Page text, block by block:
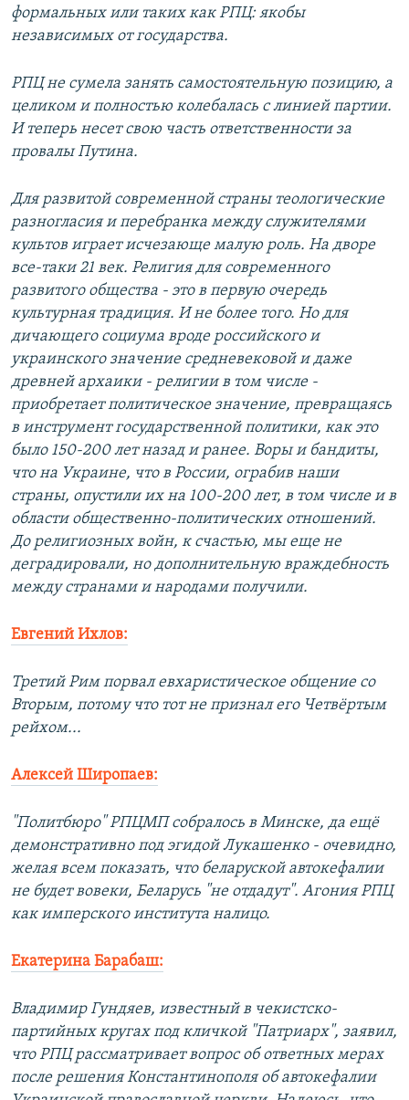
формальных или таких как РПЦ: якобы
независимых от государства.
РПЦ не сумела занять самостоятельную позицию, а
целиком и полностью колебалась с линией партии.
И теперь несет свою часть ответственности за
провалы Путина.
Для развитой современной страны теологические
разногласия и перебранка между служителями
культов играет исчезающе малую роль. На дворе
все-таки 21 век. Религия для современного
развитого общества - это в первую очередь
культурная традиция. И не более того. Но для
дичающего социума вроде российского и
украинского значение средневековой и даже
древней архаики - религии в том числе -
приобретает политическое значение, превращаясь
в инструмент государственной политики, как это
было 150-200 лет назад и ранее. Воры и бандиты,
что на Украине, что в России, ограбив наши
страны, опустили их на 100-200 лет, в том числе и в
области общественно-политических отношений.
До религиозных войн, к счастью, мы еще не
деградировали, но дополнительную враждебность
между странами и народами получили.
Евгений Ихлов:
Третий Рим порвал евхаристическое общение со
Вторым, потому что тот не признал его Четвёртым
рейхом...
Алексей Широпаев:
"Политбюро" РПЦМП собралось в Минске, да ещё
демонстративно под эгидой Лукашенко - очевидно,
желая всем показать, что беларуской автокефалии
не будет вовеки, Беларусь "не отдадут". Агония РПЦ
как имперского института налицо.
Екатерина Барабаш:
Владимир Гундяев, известный в чекистско-
партийных кругах под кличкой "Патриарх", заявил,
что РПЦ рассматривает вопрос об ответных мерах
после решения Константинополя об автокефалии